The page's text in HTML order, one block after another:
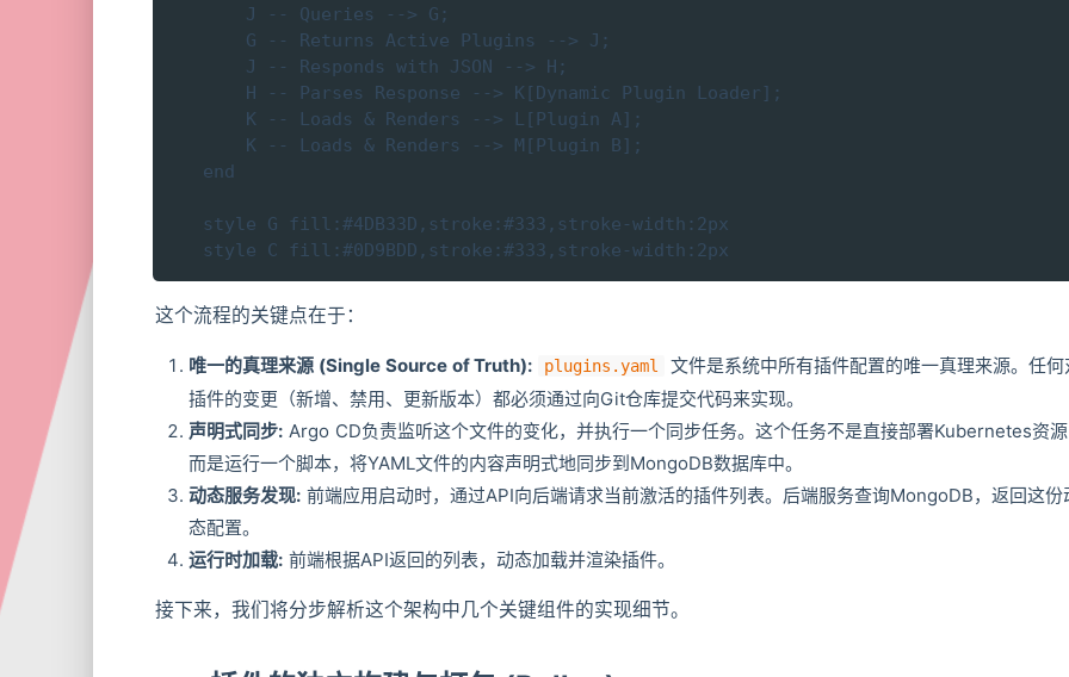
        J -- Queries --> G;
        G -- Returns Active Plugins --> J;
        J -- Responds with JSON --> H;
        H -- Parses Response --> K[Dynamic Plugin Loader];
        K -- Loads & Renders --> L[Plugin A];
        K -- Loads & Renders --> M[Plugin B];
    end
    style G fill:#4DB33D,stroke:#333,stroke-width:2px
    style C fill:#0D9BDD,stroke:#333,stroke-width:2px
这个流程的关键点在于：
唯一的真理来源 (Single Source of Truth): plugins.yaml
文件是系统中所有插件配置的唯一真理来源。任何
插件的变更（新增、禁用、更新版本）都必须通过向Git仓库提交代码来实现。
声明式同步: Argo CD负责监听这个文件的变化，并执行一个同步任务。这个任务不是直接部署Kubernetes资
而是运行一个脚本，将YAML文件的内容声明式地同步到MongoDB数据库中。
动态服务发现: 前端应用启动时，通过API向后端请求当前激活的插件列表。后端服务查询MongoDB，返回这份
态配置。
运行时加载: 前端根据API返回的列表，动态加载并渲染插件。
接下来，我们将分步解析这个架构中几个关键组件的实现细节。